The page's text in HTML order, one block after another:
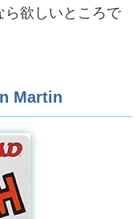
ら欲しいところで
Martin